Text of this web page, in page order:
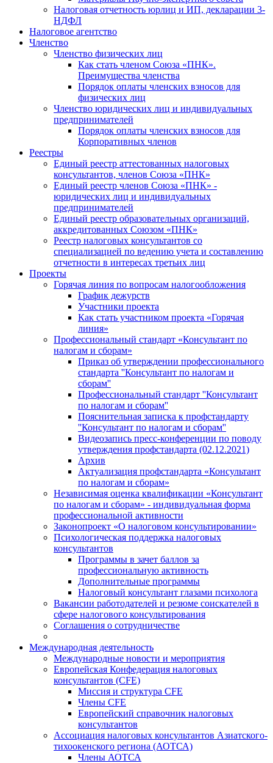
Налоговая отчетность юрлиц и ИП, декларации 3-
НДФЛ
Налоговое агентство
Членство
Членство физических лиц
Как стать членом Союза «ПНК».
Преимущества членства
Порядок оплаты членских взносов для
физических лиц
Членство юридических лиц и индивидуальных
предпринимателей
Порядок оплаты членских взносов для
Корпоративных членов
Реестры
Единый реестр аттестованных налоговых
консультантов, членов Союза «ПНК»
Единый реестр членов Союза «ПНК» -
юридических лиц и индивидуальных
предпринимателей
Единый реестр образовательных организаций,
аккредитованных Союзом «ПНК»
Реестр налоговых консультантов со
специализацией по ведению учета и составлению
отчетности в интересах третьих лиц
Проекты
Горячая линия по вопросам налогообложения
График дежурств
Участники проекта
Как стать участником проекта «Горячая
линия»
Профессиональный стандарт «Консультант по
налогам и сборам»
Приказ об утверждении профессионального
стандарта ''Консультант по налогам и
сборам''
Профессиональный стандарт ''Консультант
по налогам и сборам''
Пояснительная записка к профстандарту
''Консультант по налогам и сборам''
Видеозапись пресс-конференции по поводу
утверждения профстандарта (02.12.2021)
Архив
Актуализация профстандарта «Консультант
по налогам и сборам»
Независимая оценка квалификации «Консультант
по налогам и сборам» - индивидуальная форма
профессиональной активности
Законопроект «О налоговом консультировании»
Психологическая поддержка налоговых
консультантов
Программы в зачет баллов за
профессиональную активность
Дополнительные программы
Налоговый консультант глазами психолога
Вакансии работодателей и резюме соискателей в
сфере налогового консультирования
Соглашения о сотрудничестве
Международная деятельность
Международные новости и мероприятия
Европейская Конфедерация налоговых
консультантов (CFE)
Миссия и структура CFE
Члены CFE
Европейский справочник налоговых
консультантов
Ассоциация налоговых консультантов Азиатского-
тихоокенского региона (АОТСА)
Члены АОТСА